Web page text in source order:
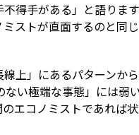
得手がある」と語りま
ストが直面するのと
上」にあるパターンか
い極端な事態」には
エコノミストであれば